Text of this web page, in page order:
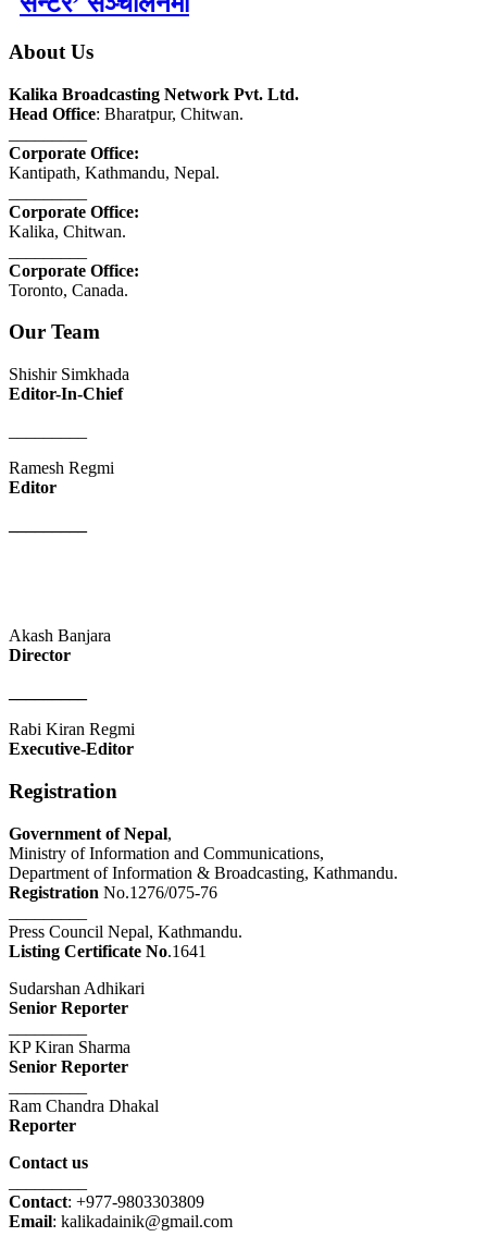
About Us
Kalika Broadcasting Network Pvt. Ltd.
Head Office: Bharatpur, Chitwan.
Corporate Office:
Kantipath, Kathmandu, Nepal.
Corporate Office:
Kalika, Chitwan.
Corporate Office:
Toronto, Canada.
Our Team
Shishir Simkhada
Editor-In-Chief
Ramesh Regmi
Editor
Akash Banjara
Director
Rabi Kiran Regmi
Executive-Editor
Registration
Government of Nepal,
Ministry of Information and Communications,
Department of Information & Broadcasting, Kathmandu.
Registration No.1276/075-76
Press Council Nepal, Kathmandu.
Listing Certificate No.1641
Sudarshan Adhikari
Senior Reporter
KP Kiran Sharma
Senior Reporter
Ram Chandra Dhakal
Reporter
Contact us
Contact: +977-9803303809
Email: kalikadainik@gmail.com